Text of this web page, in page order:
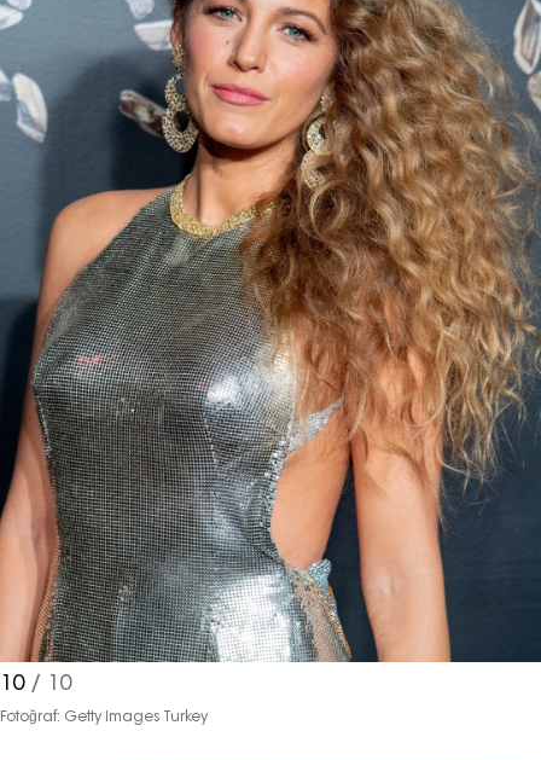
10/ 10
Fotoğraf: Getty Images Turkey